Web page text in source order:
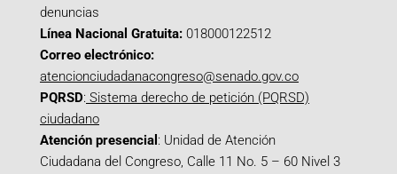
denuncias
Línea Nacional Gratuita: 018000122512
Correo electrónico:
atencionciudadanacongreso@senado.gov.co
PQRSD: Sistema derecho de petición (PQRSD)
ciudadano
Atención presencial : Unidad de Atención
Ciudadana del Congreso, Calle 11 No. 5 – 60 Nivel 3